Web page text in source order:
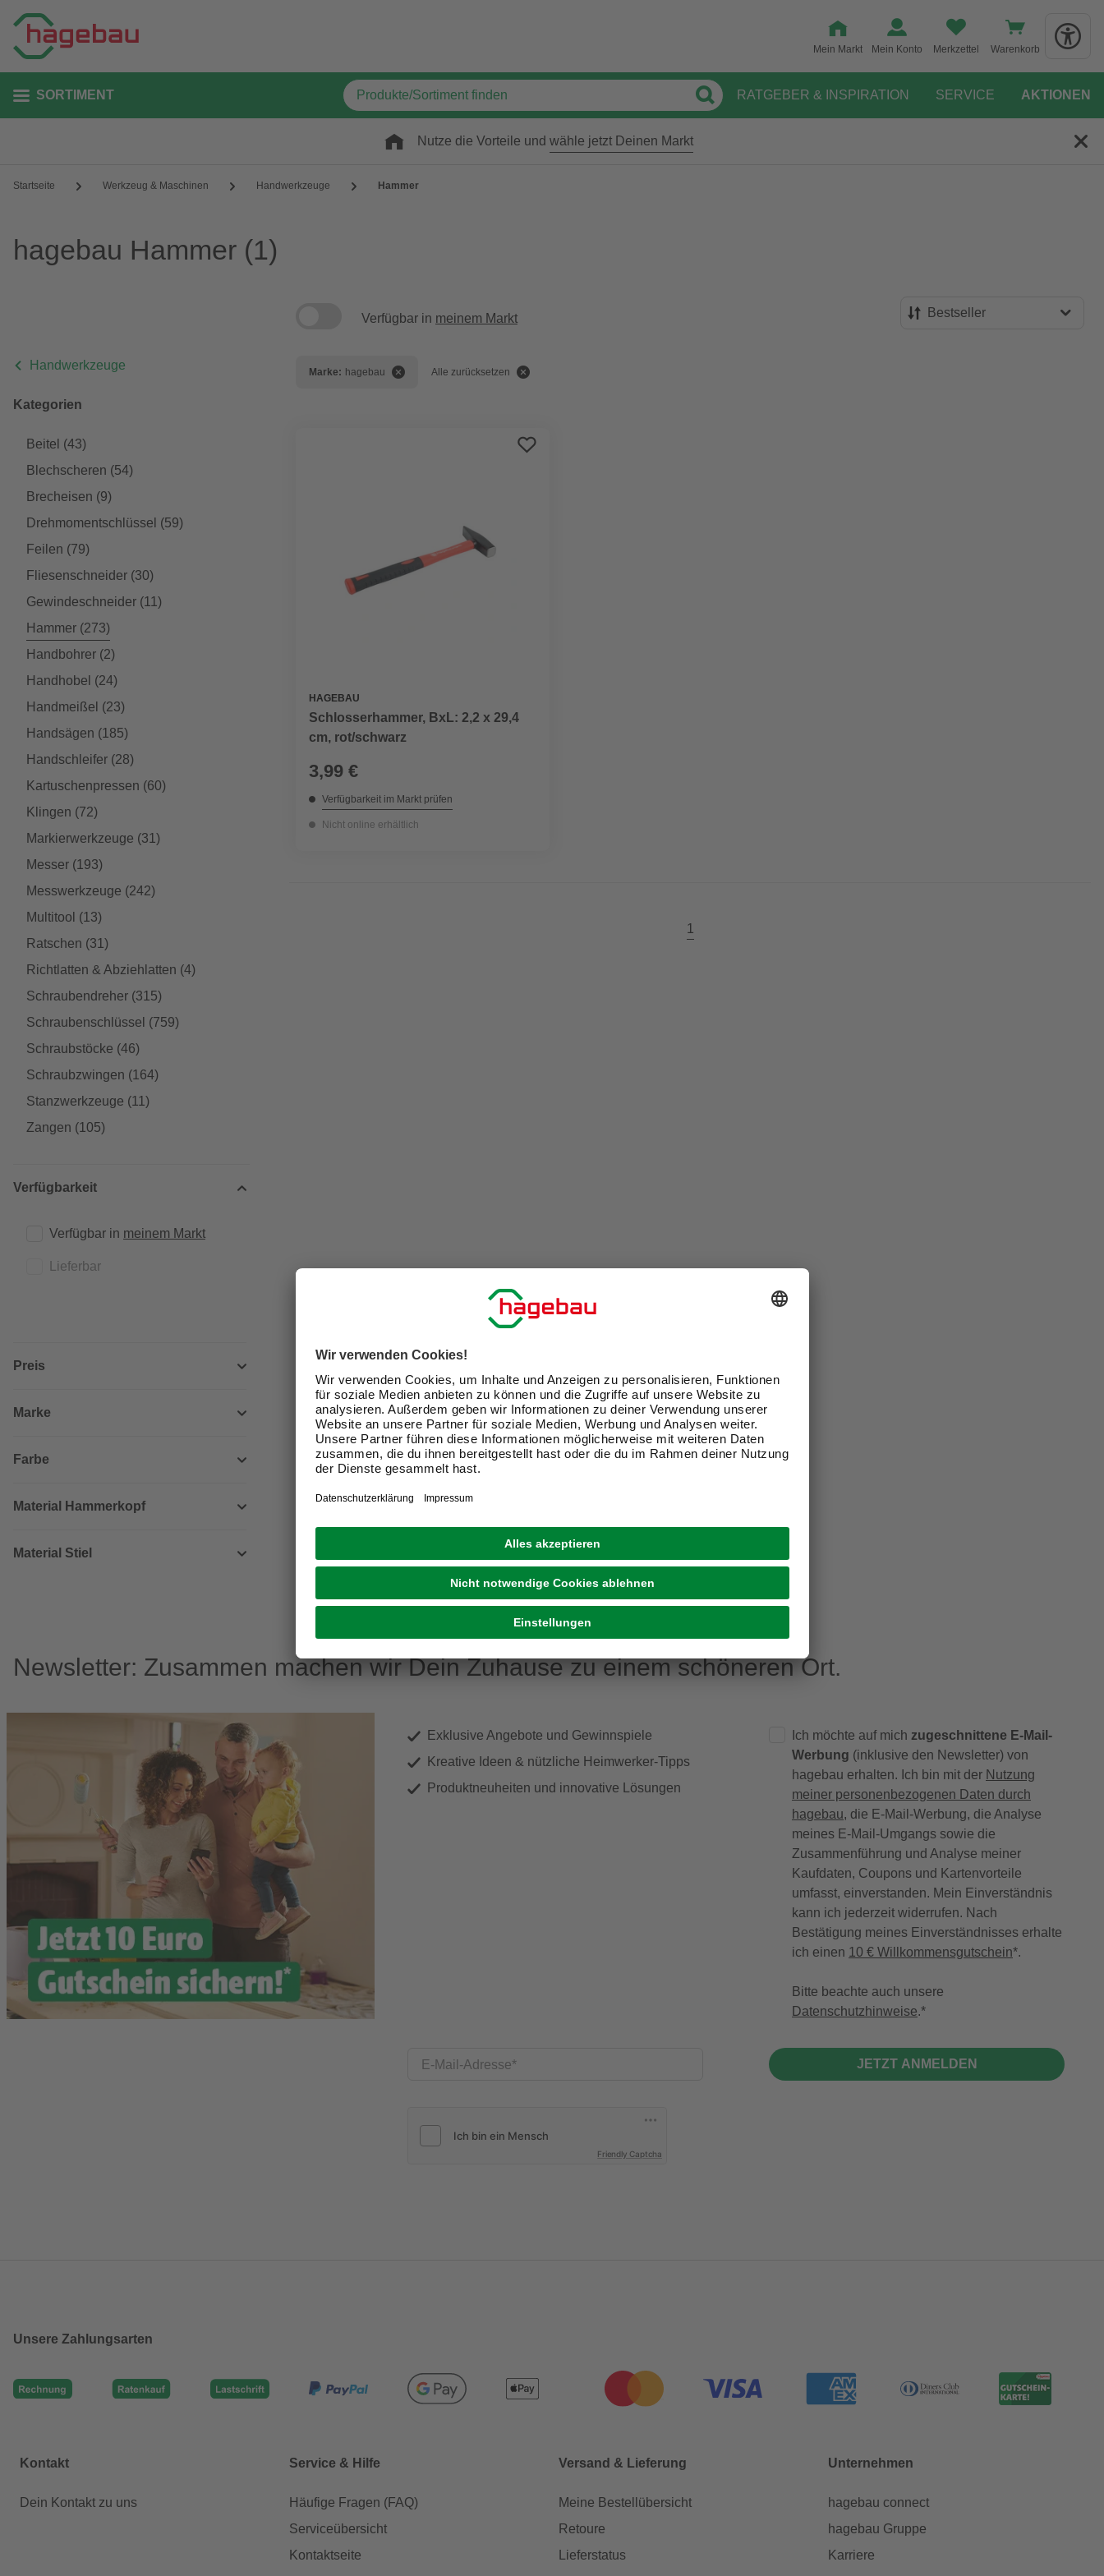
Mein Markt Mein Konto Merkzettel Warenkorb
SORTIMENT RATGEBER & INSPIRATION SERVICE AKTIONEN
Nutze die Vorteile und wähle jetzt Deinen Markt
Startseite Werkzeug & Maschinen Handwerkzeuge Hammer
hagebau Hammer (1)
Handwerkzeuge
Kategorien
Beitel (43)
Blechscheren (54)
Brecheisen (9)
Drehmomentschlüssel (59)
Feilen (79)
Fliesenschneider (30)
Gewindeschneider (11)
Hammer (273)
Handbohrer (2)
Handhobel (24)
Handmeißel (23)
Handsägen (185)
Handschleifer (28)
Kartuschenpressen (60)
Klingen (72)
Markierwerkzeuge (31)
Messer (193)
Messwerkzeuge (242)
Multitool (13)
Ratschen (31)
Richtlatten & Abziehlatten (4)
Schraubendreher (315)
Schraubenschlüssel (759)
Schraubstöcke (46)
Schraubzwingen (164)
Stanzwerkzeuge (11)
Zangen (105)
Verfügbarkeit
Verfügbar in meinem Markt
Lieferbar
Preis
Marke
Farbe
Material Hammerkopf
Material Stiel
Verfügbar in meinem Markt Bestseller
Marke: hagebau Alle zurücksetzen
HAGEBAU
Schlosserhammer, BxL: 2,2 x 29,4
cm, rot/schwarz
3,99 €
Verfügbarkeit im Markt prüfen
Nicht online erhältlich
1
Newsletter: Zusammen machen wir Dein Zuhause zu einem schöneren Ort.
Exklusive Angebote und Gewinnspiele
Kreative Ideen & nützliche Heimwerker-Tipps
Produktneuheiten und innovative Lösungen
E-Mail-Adresse
Friendly Captcha
Ich möchte auf mich zugeschnittene E-Mail-
Werbung (inklusive den Newsletter) von
hagebau erhalten. Ich bin mit der Nutzung
meiner personenbezogenen Daten durch
hagebau, die E-Mail-Werbung, die Analyse
meines E-Mail-Umgangs sowie die
Zusammenführung und Analyse meiner
Kaufdaten, Coupons und Kartenvorteile
umfasst, einverstanden. Mein Einverständnis
kann ich jederzeit widerrufen. Nach
Bestätigung meines Einverständnisses erhalte
ich einen 10 € Willkommensgutschein*.
Bitte beachte auch unsere
Datenschutzhinweise.
JETZT ANMELDEN
Unsere Zahlungsarten
Kontakt
Dein Kontakt zu uns
Service & Hilfe
Häufige Fragen (FAQ)
Serviceübersicht
Kontaktseite
Versand & Lieferung
Meine Bestellübersicht
Retoure
Lieferstatus
Unternehmen
hagebau connect
hagebau Gruppe
Karriere